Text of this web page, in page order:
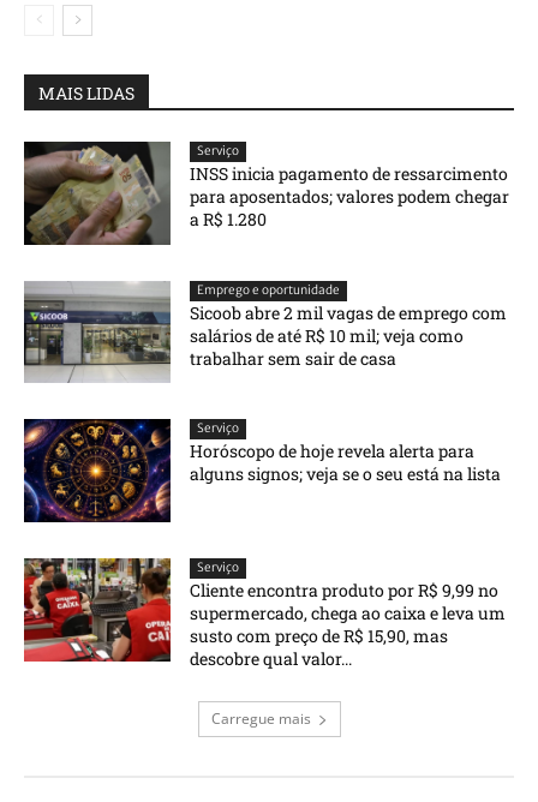
MAIS LIDAS
Serviço
INSS inicia pagamento de ressarcimento
para aposentados; valores podem chegar
a R$ 1.280
Emprego e oportunidade
Sicoob abre 2 mil vagas de emprego com
salários de até R$ 10 mil; veja como
trabalhar sem sair de casa
Serviço
Horóscopo de hoje revela alerta para
alguns signos; veja se o seu está na lista
Serviço
Cliente encontra produto por R$ 9,99 no
supermercado, chega ao caixa e leva um
susto com preço de R$ 15,90, mas
descobre qual valor...
Carregue mais